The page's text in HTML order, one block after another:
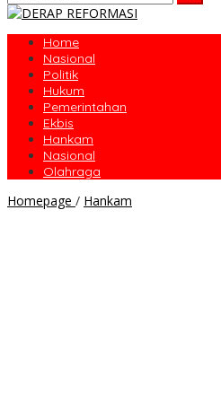
Home
Nasional
Politik
Hukum
Pemerintahan
Ekbis
Hankam
Nasional
Olahraga
Homepage / Hankam